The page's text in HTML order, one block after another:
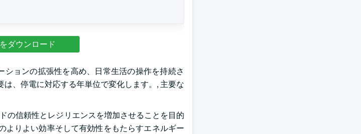
ダウンロード
ョンの拡張性を高め、日常生活の操作を持続さ
、停電に対応する年単位で変化します。, 主要な
の信頼性とレジリエンスを増加させることを目的
よりよい効率そして有効性をもたらすエネルギー